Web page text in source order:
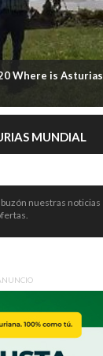
Where is Asturias
MUNDIAL
nuestras noticias